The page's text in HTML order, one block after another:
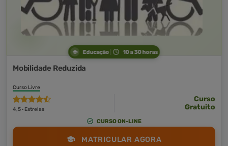
Educação 10 a 30 horas
Mobilidade Reduzida
Curso Livre
4,5 · Estrelas
Curso
Gratuito
CURSO ON-LINE
MATRICULAR AGORA